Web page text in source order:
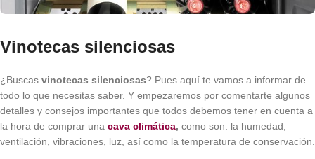
Vinotecas silenciosas
¿Buscas vinotecas silenciosas? Pues aquí te vamos a informar de
todo lo que necesitas saber. Y empezaremos por comentarte algunos
detalles y consejos importantes que todos debemos tener en cuenta a
la hora de comprar una cava climática, como son: la humedad,
ventilación, vibraciones, luz, así como la temperatura de conservación.